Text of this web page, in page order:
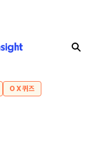
OX퀴즈